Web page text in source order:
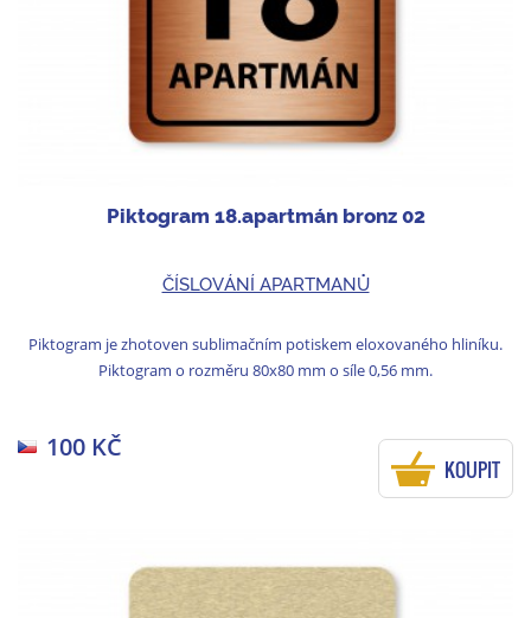
Piktogram 18.apartmán bronz 02
ČÍSLOVÁNÍ APARTMANŮ
Piktogram je zhotoven sublimačním potiskem eloxovaného hliníku.
Piktogram o rozměru 80x80 mm o síle 0,56 mm.
100 KČ
KOUPIT